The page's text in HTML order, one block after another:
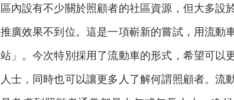
區內設有不少關於照顧者的社區資源，但大多設
推廣效果不到位。這是一項嶄新的嘗試，用流動
站」。今次特別採用了流動車的形式，希望可以
人士，同時也可以讓更多人了解何謂照顧者。流